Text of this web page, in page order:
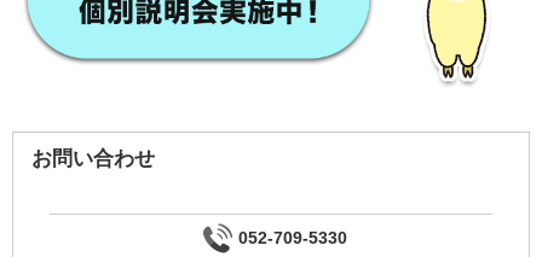
お問い合わせ
052-709-5330